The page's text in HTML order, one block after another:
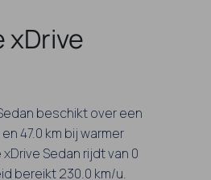
xDrive
beschikt over een
47.0 km bij warmer
Sedan rijdt van 0
bereikt 230.0 km/u.